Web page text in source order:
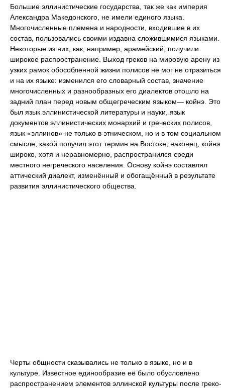
Большие эллинистические государства, так же как империя
Александра Македонского, не имели единого языка.
Многочисленные племена и народности, входившие в их
состав, пользовались своими издавна сложившимися языками.
Некоторые из них, как, например, арамейский, получили
широкое распространение. Выход греков на мировую арену из
узких рамок обособленной жизни полисов не мог не отразиться
и на их языке: изменился его словарный состав, значение
многочисленных и разнообразных его диалектов отошло на
задний план перед новым общегреческим языком— койнэ. Это
был язык эллинистической литературы и науки, язык
документов эллинистических монархий и греческих полисов,
язык «эллинов» не только в этническом, но и в том социальном
смысле, какой получил этот термин на Востоке; наконец, койнэ
широко, хотя и неравномерно, распространился среди
местного негреческого населения. Основу койнэ составлял
аттический диалект, изменённый и обогащённый в результате
развития эллинистического общества.
Черты общности сказывались не только в языке, но и в
культуре. Известное единообразие её было обусловлено
распространением элементов эллинской культуры после греко-